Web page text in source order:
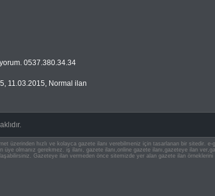
0537.380.34.34
, 11.03.2015, Normal ilan
üzerinden hızlı ve kolayca gazete ilanı verebilmeniz için tasarlanan bir sitedir.
olmanız gerekmez. iş ilanı, gazete ilanı,online gazete ilanı,gazeteye ilan
Gazeteye ilan vermeden önce sitemizde yer alan gazete ilan örneklerini